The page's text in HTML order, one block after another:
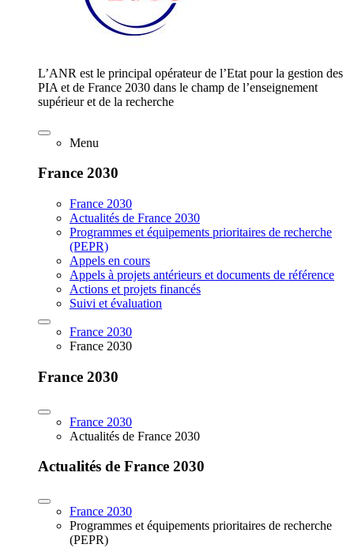
L’ANR est le principal opérateur de l’Etat pour la gestion des
PIA et de France 2030 dans le champ de l’enseignement
supérieur et de la recherche
Menu
France 2030
France 2030
Actualités de France 2030
Programmes et équipements prioritaires de recherche
(PEPR)
Appels en cours
Appels à projets antérieurs et documents de référence
Actions et projets financés
Suivi et évaluation
France 2030
France 2030
France 2030
France 2030
Actualités de France 2030
Actualités de France 2030
France 2030
Programmes et équipements prioritaires de recherche
(PEPR)